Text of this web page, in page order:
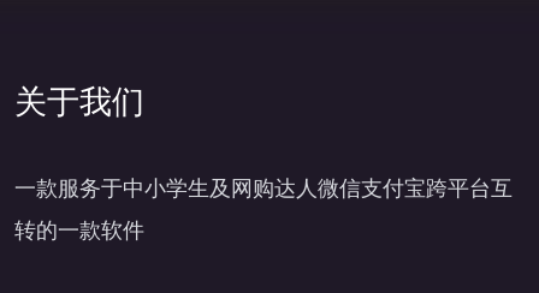
关于我们
一款服务于中小学生及网购达人微信支付宝跨平台互
转的一款软件